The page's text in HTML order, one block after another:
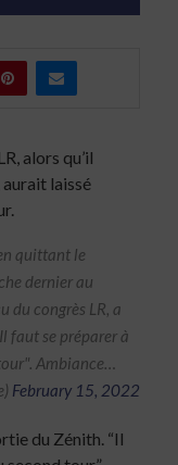
alors qu’il
laissé
quittant le
dernier au
du congrès LR, a
faut se préparer à
Ambiance…
February 15, 2022
du Zénith. “Il